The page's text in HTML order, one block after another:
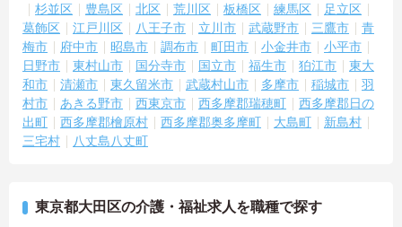
杉並区
豊島区 北区 荒川区 板橋区 練馬区
足立区
葛飾区
江戸川区 八王子市 立川市 武蔵野市 三鷹市
青
梅市
府中市 昭島市 調布市 町田市 小金井市
小平市
日野市
東村山市 国分寺市 国立市 福生市 狛江市
東大
和市
清瀬市 東久留米市 武蔵村山市 多摩市 稲城市
羽
村市
あきる野市 西東京市 西多摩郡瑞穂町
西多摩郡日の
出町
西多摩郡檜原村 西多摩郡奥多摩町 大島町
新島村
三宅村
八丈島八丈町
東京都大田区の介護・福祉求人を職種で探す